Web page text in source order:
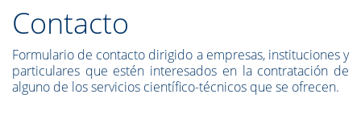
Contacto
Formulario de contacto dirigido a empresas, instituciones y
particulares que estén interesados en la contratación de
alguno de los servicios científico-técnicos que se ofrecen.